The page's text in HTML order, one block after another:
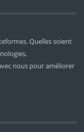
Quelles soient
nous pour améliorer